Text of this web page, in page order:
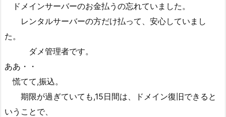
ドメインサーバーのお金払うの忘れていました。
レンタルサーバーの方だけ払って、安心していまし
た。
ダメ管理者です。
ああ・・
慌てて,振込。
期限が過ぎていても,15日間は、ドメイン復旧できると
いうことで、